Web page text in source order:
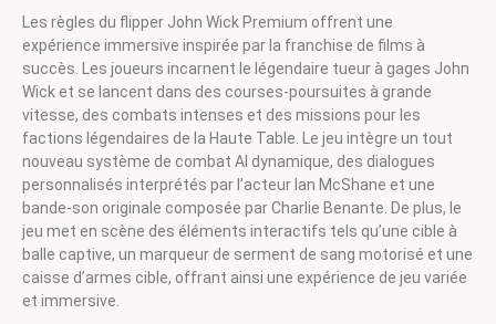
Les règles du flipper John Wick Premium offrent une
expérience immersive inspirée par la franchise de films à
succès. Les joueurs incarnent le légendaire tueur à gages John
Wick et se lancent dans des courses-poursuites à grande
vitesse, des combats intenses et des missions pour les
factions légendaires de la Haute Table. Le jeu intègre un tout
nouveau système de combat AI dynamique, des dialogues
personnalisés interprétés par l’acteur Ian McShane et une
bande-son originale composée par Charlie Benante. De plus, le
jeu met en scène des éléments interactifs tels qu’une cible à
balle captive, un marqueur de serment de sang motorisé et une
caisse d’armes cible, offrant ainsi une expérience de jeu variée
et immersive.